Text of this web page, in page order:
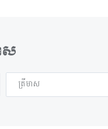
ស
ត្រីមាស